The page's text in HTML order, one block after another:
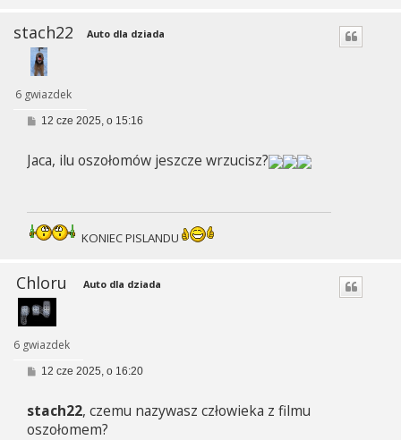
stach22
6 gwiazdek
Auto dla dziada
P
t
12 cze 2025, o 15:16
Jaca, ilu oszołomów jeszcze wrzucisz?
KONIEC PISLANDU
Chloru
6 gwiazdek
Auto dla dziada
P
t
12 cze 2025, o 16:20
stach22, czemu nazywasz człowieka z filmu
oszołomem?